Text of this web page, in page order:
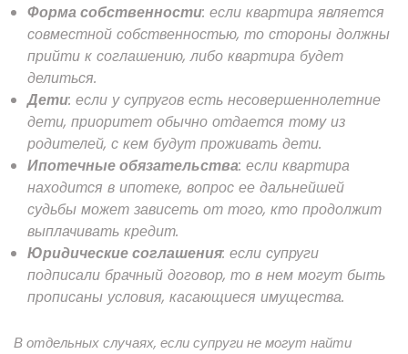
Форма собственности: если квартира является
совместной собственностью, то стороны должны
прийти к соглашению, либо квартира будет
делиться.
Дети: если у супругов есть несовершеннолетние
дети, приоритет обычно отдается тому из
родителей, с кем будут проживать дети.
Ипотечные обязательства: если квартира
находится в ипотеке, вопрос ее дальнейшей
судьбы может зависеть от того, кто продолжит
выплачивать кредит.
Юридические соглашения: если супруги
подписали брачный договор, то в нем могут быть
прописаны условия, касающиеся имущества.
В отдельных случаях, если супруги не могут найти